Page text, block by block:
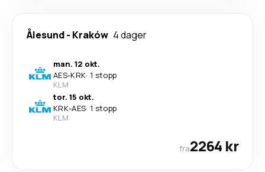
Ålesund- Kraków 4 dager
man. 12 okt.
AES-KRK· 1 stopp
KLM
tor. 15 okt.
KRK-AES· 1 stopp
KLM
fra2264 kr